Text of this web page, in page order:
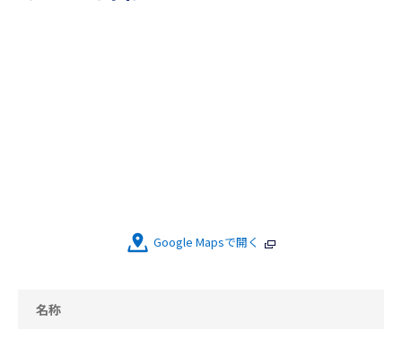
Google Mapsで開く
名称